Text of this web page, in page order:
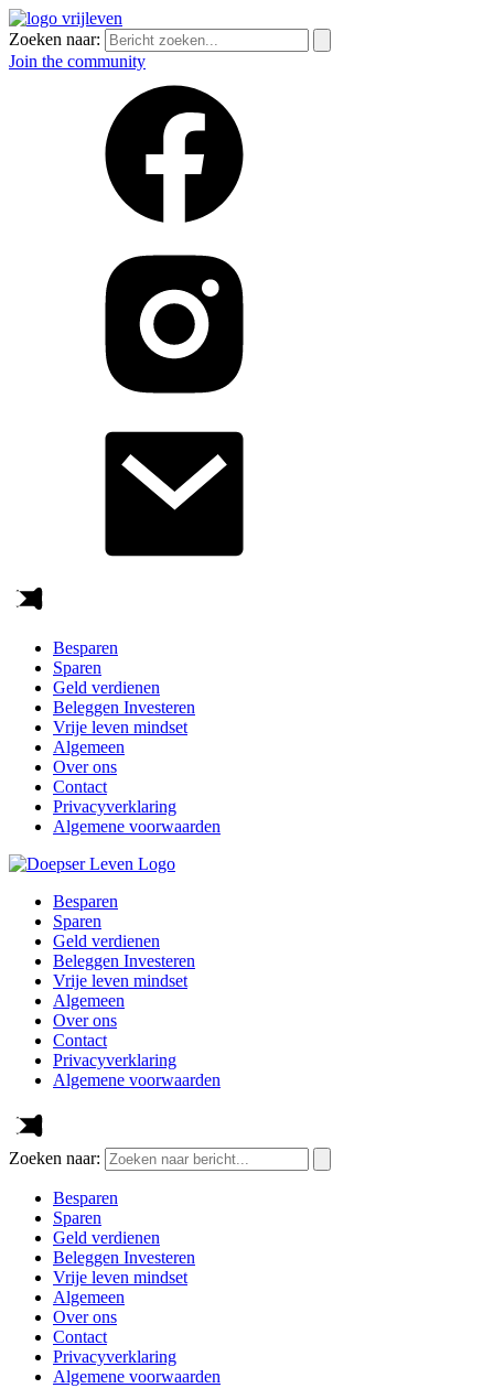
Zoeken naar:
Join the community
Besparen
Sparen
Geld verdienen
Beleggen Investeren
Vrije leven mindset
Algemeen
Over ons
Contact
Privacyverklaring
Algemene voorwaarden
Besparen
Sparen
Geld verdienen
Beleggen Investeren
Vrije leven mindset
Algemeen
Over ons
Contact
Privacyverklaring
Algemene voorwaarden
Zoeken naar:
Besparen
Sparen
Geld verdienen
Beleggen Investeren
Vrije leven mindset
Algemeen
Over ons
Contact
Privacyverklaring
Algemene voorwaarden